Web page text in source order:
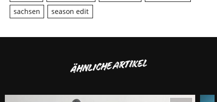
sachsen
season edit
ÄHNLICHE ARTIKEL